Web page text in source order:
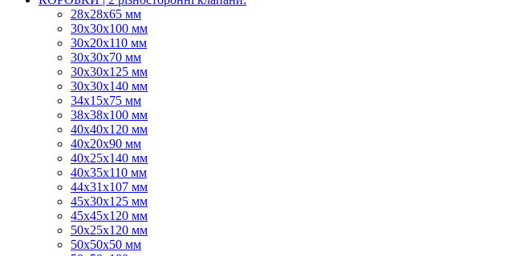
28х28х65 мм
30х30х100 мм
30х20х110 мм
30х30х70 мм
30х30х125 мм
30х30х140 мм
34х15х75 мм
38х38х100 мм
40х40х120 мм
40х20х90 мм
40х25х140 мм
40х35х110 мм
44х31х107 мм
45х30х125 мм
45х45х120 мм
50х25х120 мм
50х50х50 мм